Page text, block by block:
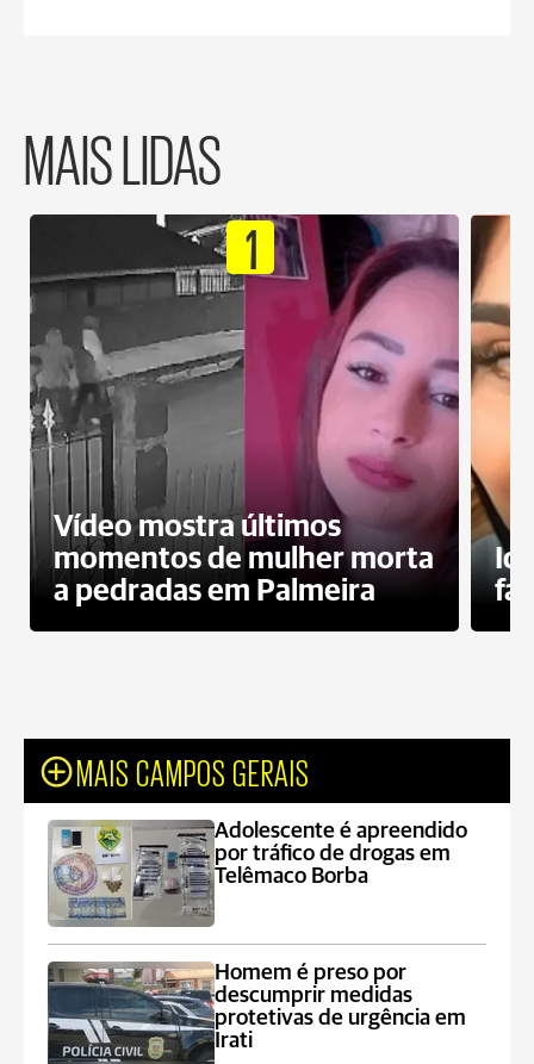
MAIS LIDAS
1
Vídeo mostra últimos
momentos de mulher morta
a pedradas em Palmeira
MAIS CAMPOS GERAIS
Adolescente é apreendido
por tráfico de drogas em
Telêmaco Borba
Homem é preso por
descumprir medidas
protetivas de urgência em
Irati